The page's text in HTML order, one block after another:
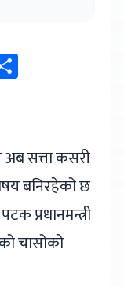
अब सत्ता कसरी
बनिरहेको छ
प्रधानमन्त्री
चासोको